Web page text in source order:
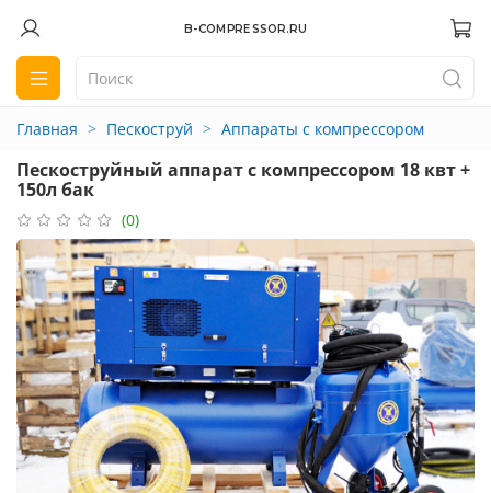
B-COMPRESSOR.RU
Главная Пескоструй Аппараты с компрессором
Пескоструйный аппарат с компрессором 18 квт +
150л бак
(0)